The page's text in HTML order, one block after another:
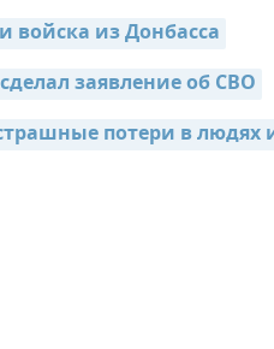
войска из Донбасса
заявление об СВО
потери в людях